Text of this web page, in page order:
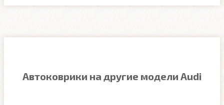
Автоковрики на другие модели Audi